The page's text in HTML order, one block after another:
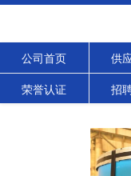
公司首页 供
荣誉认证 招